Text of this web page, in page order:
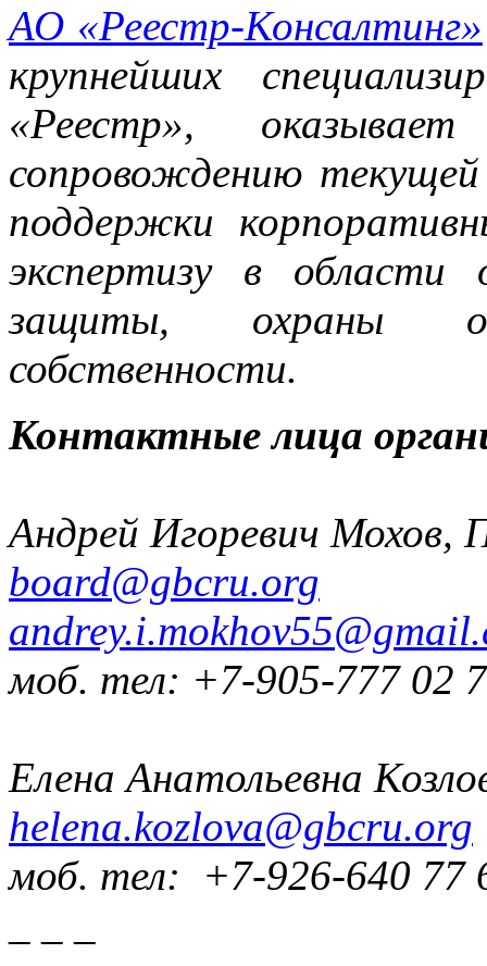
АО «Реестр-Консалтинг»
крупнейших
«Реестр»,
сопровождению
поддержки
экспертизу в области
защиты, охраны
собственности.
Контактные лица
Андрей Игоревич Мохов,
board@gbcru.org
моб. тел: +7-905-777 02
Елена Анатольевна
helena.kozlova@gbcru.org
моб. тел: +7-926-640 77